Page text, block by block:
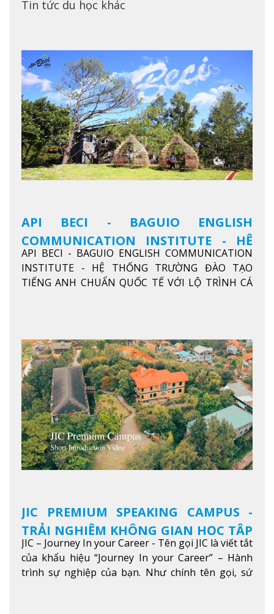
Tin tức du học khác
API BECI - BAGUIO ENGLISH
COMMUNICATION INSTITUTE - HỆ
THỐNG TRƯỜNG ĐÀO TẠO TIẾNG
ANH CHUẨN QUỐC TẾ
API BECI - BAGUIO ENGLISH COMMUNICATION
INSTITUTE - HỆ THỐNG TRƯỜNG ĐÀO TẠO
TIẾNG ANH CHUẨN QUỐC TẾ VỚI LỘ TRÌNH CÁ
JIC PREMIUM SPEAKING CAMPUS -
TRẢI NGHIỆM KHÔNG GIAN HỌC TẬP
5 SAO TẠI BAGUIO
JIC – Journey In your Career - Tên gọi JIC là viết tắt
của khẩu hiệu “Journey In your Career” – Hành
trình sự nghiệp của bạn. Như chính tên gọi, sứ